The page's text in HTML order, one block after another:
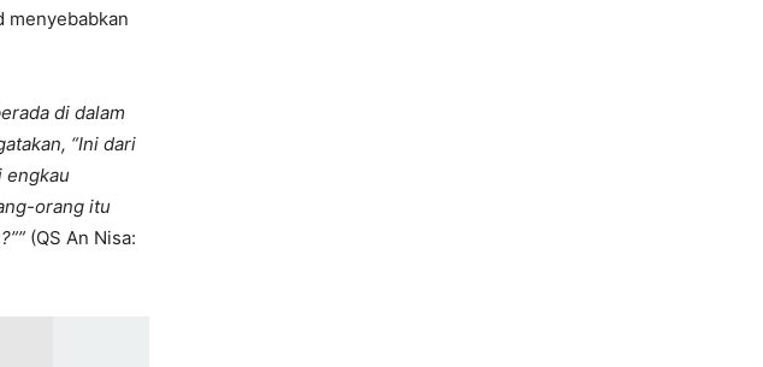
menyebabkan
di dalam
“Ini dari
engkau
orang itu
(QS An Nisa: